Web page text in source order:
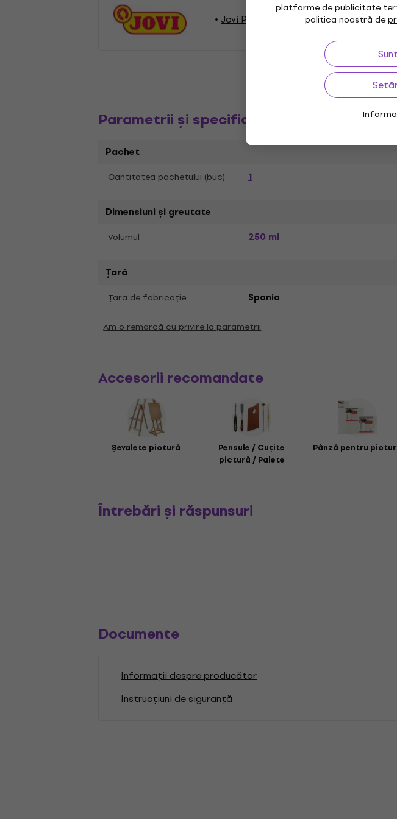
platforme de publicitate
politica noastră de
Jovi Pictură Jovi Culori pictură
Parametrii și specificații
Pachet
Cantitatea pachetului (buc) 1
Dimensiuni și greutate
Volumul 250 ml
Țară
Ţara de fabricaţie Spania
Am o remarcă cu privire la parametrii
Accesorii recomandate
Șevalete pictură
Pensule / Cuțite
pictură / Palete
Pânză pentru
Întrebări și răspunsuri
Documente
Informații despre producător
Instrucțiuni de siguranță